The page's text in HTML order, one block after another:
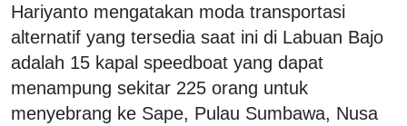
Hariyanto mengatakan moda transportasi
alternatif yang tersedia saat ini di Labuan Bajo
adalah 15 kapal speedboat yang dapat
menampung sekitar 225 orang untuk
menyebrang ke Sape, Pulau Sumbawa, Nusa